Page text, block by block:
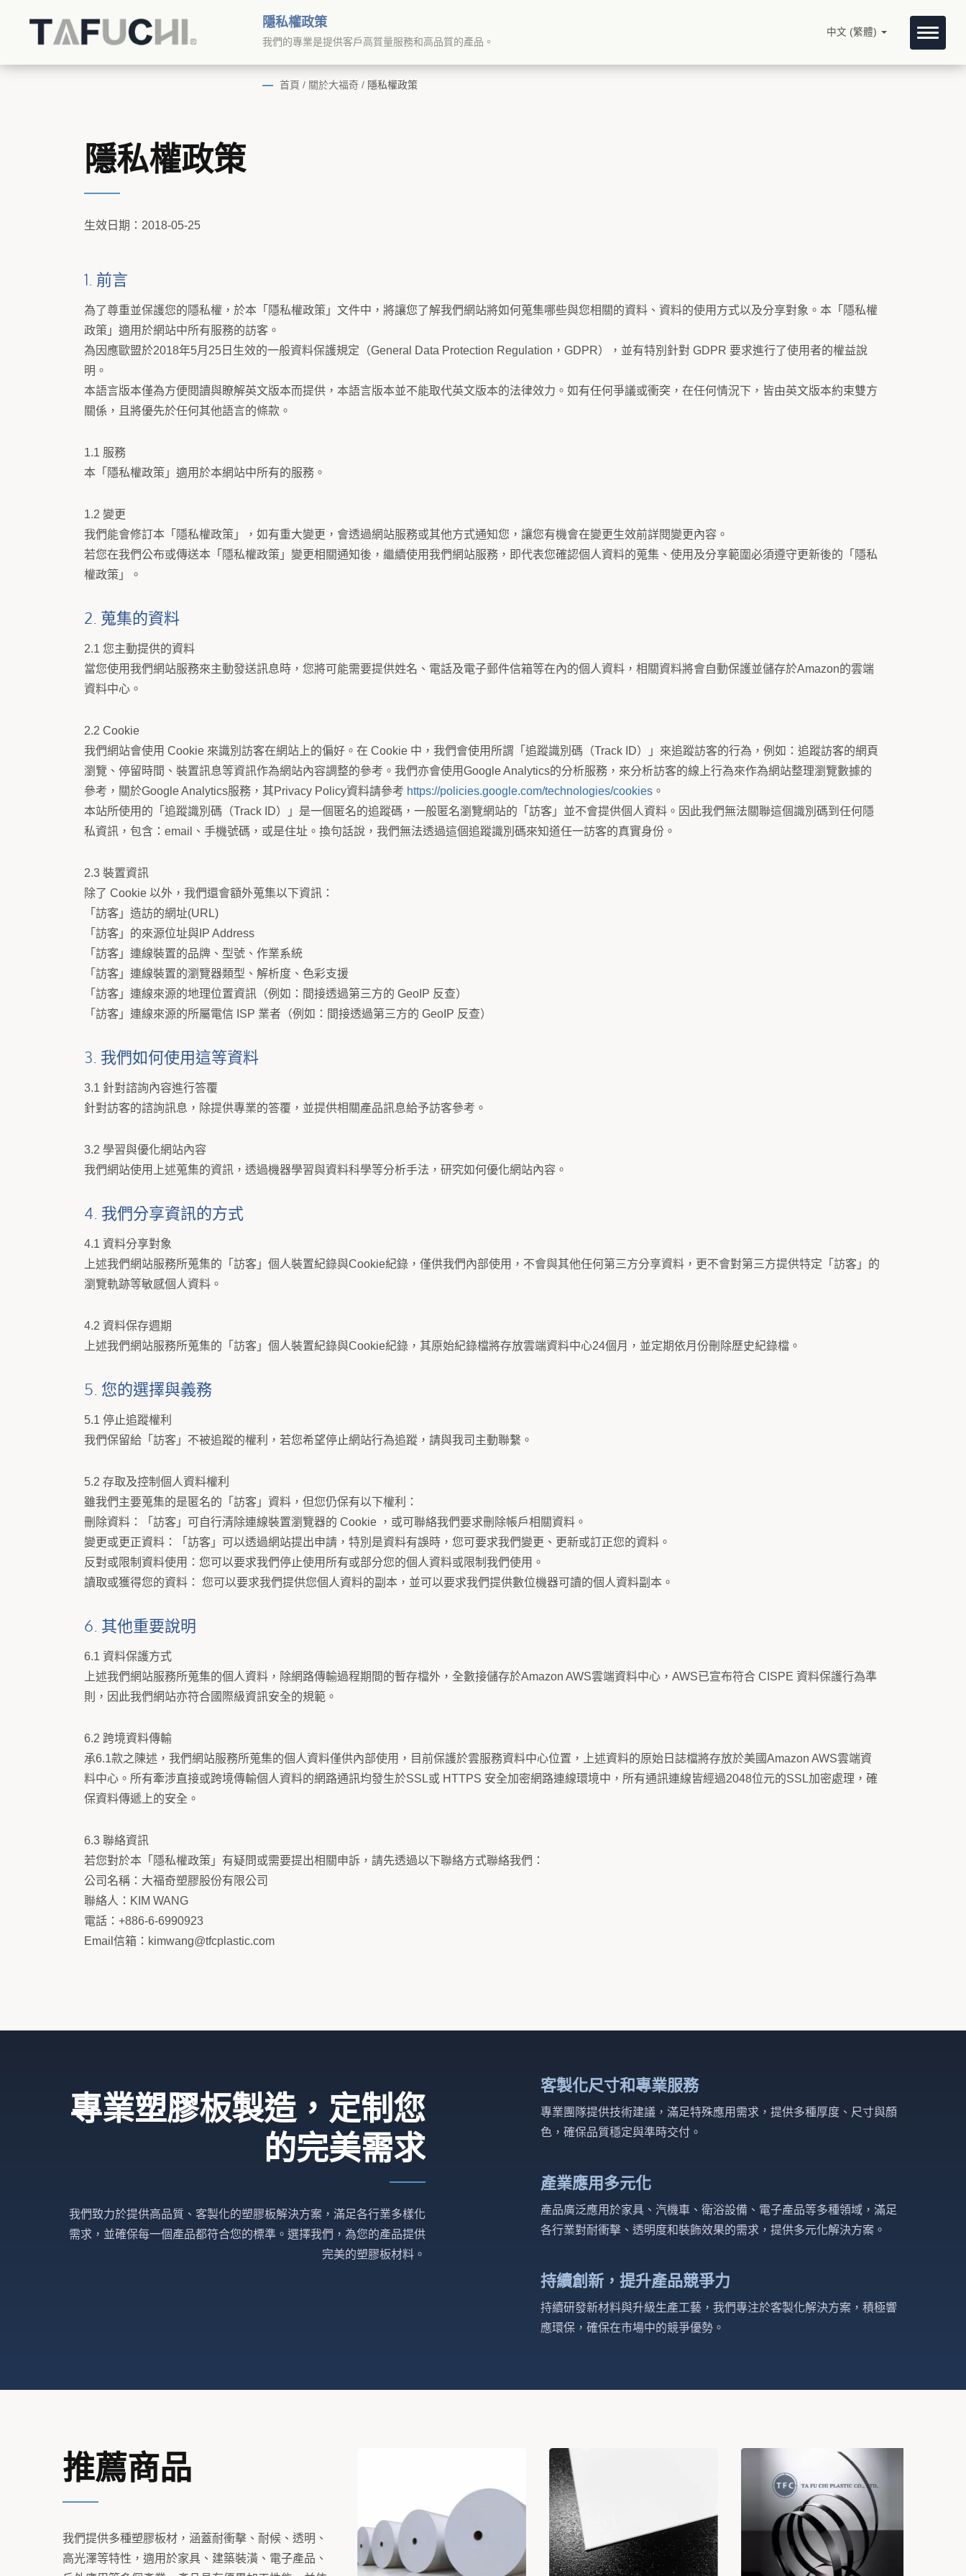
中文 (繁體)
隱私權政策
我們的專業是提供客戶高質量服務和高品質的產品。
首頁 / 關於大福奇 / 隱私權政策
隱私權政策
生效日期：2018-05-25
1. 前言
為了尊重並保護您的隱私權，於本「隱私權政策」文件中，將讓您了解我們網站將如何蒐集哪些與您相關的資料、資料的使用方式以及分享對象。本「隱私權
政策」適用於網站中所有服務的訪客。
為因應歐盟於2018年5月25日生效的一般資料保護規定（General Data Protection Regulation，GDPR），並有特別針對 GDPR 要求進行了使用者的權益說
明。
本語言版本僅為方便閱讀與瞭解英文版本而提供，本語言版本並不能取代英文版本的法律效力。如有任何爭議或衝突，在任何情況下，皆由英文版本約束雙方
關係，且將優先於任何其他語言的條款。
1.1 服務
本「隱私權政策」適用於本網站中所有的服務。
1.2 變更
我們能會修訂本「隱私權政策」，如有重大變更，會透過網站服務或其他方式通知您，讓您有機會在變更生效前詳閱變更內容。
若您在我們公布或傳送本「隱私權政策」變更相關通知後，繼續使用我們網站服務，即代表您確認個人資料的蒐集、使用及分享範圍必須遵守更新後的「隱私
權政策」。
2. 蒐集的資料
2.1 您主動提供的資料
當您使用我們網站服務來主動發送訊息時，您將可能需要提供姓名、電話及電子郵件信箱等在內的個人資料，相關資料將會自動保護並儲存於Amazon的雲端
資料中心。
2.2 Cookie
我們網站會使用 Cookie 來識別訪客在網站上的偏好。在 Cookie 中，我們會使用所謂「追蹤識別碼（Track ID）」來追蹤訪客的行為，例如：追蹤訪客的網頁
瀏覽、停留時間、裝置訊息等資訊作為網站內容調整的參考。我們亦會使用Google Analytics的分析服務，來分析訪客的線上行為來作為網站整理瀏覽數據的
參考，關於Google Analytics服務，其Privacy Policy資料請參考 https://policies.google.com/technologies/cookies 。
本站所使用的「追蹤識別碼（Track ID）」是一個匿名的追蹤碼，一般匿名瀏覽網站的「訪客」並不會提供個人資料。因此我們無法關聯這個識別碼到任何隱
私資訊，包含：email、手機號碼，或是住址。換句話說，我們無法透過這個追蹤識別碼來知道任一訪客的真實身份。
2.3 裝置資訊
除了 Cookie 以外，我們還會額外蒐集以下資訊：
「訪客」造訪的網址(URL)
「訪客」的來源位址與IP Address
「訪客」連線裝置的品牌、型號、作業系統
「訪客」連線裝置的瀏覽器類型、解析度、色彩支援
「訪客」連線來源的地理位置資訊（例如：間接透過第三方的 GeoIP 反查）
「訪客」連線來源的所屬電信 ISP 業者（例如：間接透過第三方的 GeoIP 反查）
3. 我們如何使用這等資料
3.1 針對諮詢內容進行答覆
針對訪客的諮詢訊息，除提供專業的答覆，並提供相關產品訊息給予訪客參考。
3.2 學習與優化網站內容
我們網站使用上述蒐集的資訊，透過機器學習與資料科學等分析手法，研究如何優化網站內容。
4. 我們分享資訊的方式
4.1 資料分享對象
上述我們網站服務所蒐集的「訪客」個人裝置紀錄與Cookie紀錄，僅供我們內部使用，不會與其他任何第三方分享資料，更不會對第三方提供特定「訪客」的
瀏覽軌跡等敏感個人資料。
4.2 資料保存週期
上述我們網站服務所蒐集的「訪客」個人裝置紀錄與Cookie紀錄，其原始紀錄檔將存放雲端資料中心24個月，並定期依月份刪除歷史紀錄檔。
5. 您的選擇與義務
5.1 停止追蹤權利
我們保留給「訪客」不被追蹤的權利，若您希望停止網站行為追蹤，請與我司主動聯繫。
5.2 存取及控制個人資料權利
雖我們主要蒐集的是匿名的「訪客」資料，但您仍保有以下權利：
刪除資料：「訪客」可自行清除連線裝置瀏覽器的 Cookie ，或可聯絡我們要求刪除帳戶相關資料。
變更或更正資料：「訪客」可以透過網站提出申請，特別是資料有誤時，您可要求我們變更、更新或訂正您的資料。
反對或限制資料使用：您可以要求我們停止使用所有或部分您的個人資料或限制我們使用。
讀取或獲得您的資料： 您可以要求我們提供您個人資料的副本，並可以要求我們提供數位機器可讀的個人資料副本。
6. 其他重要說明
6.1 資料保護方式
上述我們網站服務所蒐集的個人資料，除網路傳輸過程期間的暫存檔外，全數接儲存於Amazon AWS雲端資料中心，AWS已宣布符合 CISPE 資料保護行為準
則，因此我們網站亦符合國際級資訊安全的規範。
6.2 跨境資料傳輸
承6.1款之陳述，我們網站服務所蒐集的個人資料僅供內部使用，目前保護於雲服務資料中心位置，上述資料的原始日誌檔將存放於美國Amazon AWS雲端資
料中心。所有牽涉直接或跨境傳輸個人資料的網路通訊均發生於SSL或 HTTPS 安全加密網路連線環境中，所有通訊連線皆經過2048位元的SSL加密處理，確
保資料傳遞上的安全。
6.3 聯絡資訊
若您對於本「隱私權政策」有疑問或需要提出相關申訴，請先透過以下聯絡方式聯絡我們：
公司名稱：大福奇塑膠股份有限公司
聯絡人：KIM WANG
電話：+886-6-6990923
Email信箱：kimwang@tfcplastic.com
專業塑膠板製造，定制您
的完美需求
我們致力於提供高品質、客製化的塑膠板解決方案，滿足各行業多樣化
需求，並確保每一個產品都符合您的標準。選擇我們，為您的產品提供
完美的塑膠板材料。
客製化尺寸和專業服務
專業團隊提供技術建議，滿足特殊應用需求，提供多種厚度、尺寸與顏
色，確保品質穩定與準時交付。
產業應用多元化
產品廣泛應用於家具、汽機車、衛浴設備、電子產品等多種領域，滿足
各行業對耐衝擊、透明度和裝飾效果的需求，提供多元化解決方案。
持續創新，提升產品競爭力
持續研發新材料與升級生產工藝，我們專注於客製化解決方案，積極響
應環保，確保在市場中的競爭優勢。
推薦商品
我們提供多種塑膠板材，涵蓋耐衝擊、耐候、透明、
高光澤等特性，適用於家具、建築裝潢、電子產品、